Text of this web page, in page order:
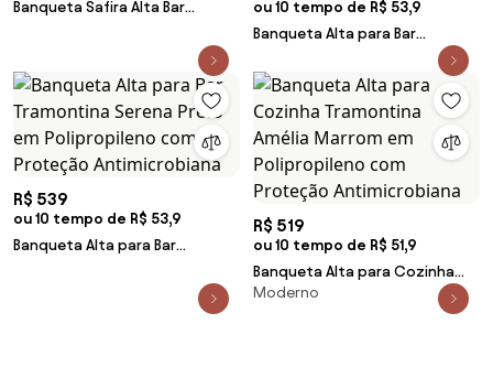
Banqueta Safira Alta Bar
92138109
ou 10 tempo de R$ 53,9
Banqueta Alta para Bar
Tramontina Amélia Marrom em
Polipropileno com Proteção
Antimicrobiana
R$ 539
ou 10 tempo de R$ 53,9
Banqueta Alta para Bar
Polipropileno com Proteção
R$ 519
ou 10 tempo de R$ 51,9
Banqueta Alta para Cozinha
Tramontina Amélia Marrom em
Polipropileno com Proteção
Moderno